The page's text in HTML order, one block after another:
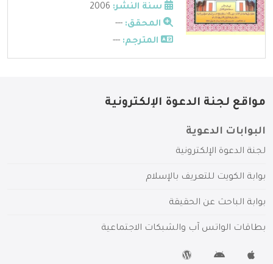
سنة النشر:
المحقق: ---
المترجم: ---
مواقع لجنة الدعوة الإلكترونية
البوابات الدعوية
لجنة الدعوة الإلكترونية
بوابة الكويت للتعريف بالإسلام
بوابة الباحث عن الحقيقة
بطاقات الواتس آب والشبكات الاجتماعية